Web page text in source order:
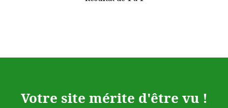
Votre site mérite d'être vu !